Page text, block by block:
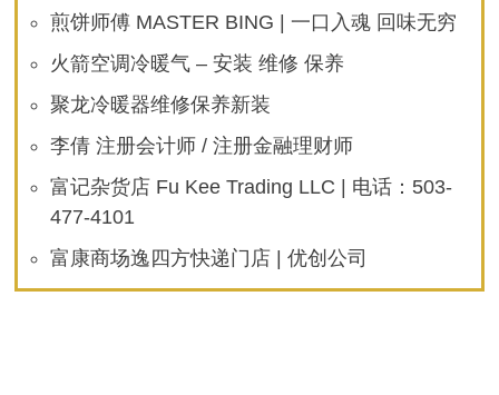
煎饼师傅 MASTER BING | 一口入魂 回味无穷
火箭空调冷暖气 – 安装 维修 保养
聚龙冷暖器维修保养新装
李倩 注册会计师 / 注册金融理财师
富记杂货店 Fu Kee Trading LLC | 电话：503-
477-4101
富康商场逸四方快递门店 | 优创公司